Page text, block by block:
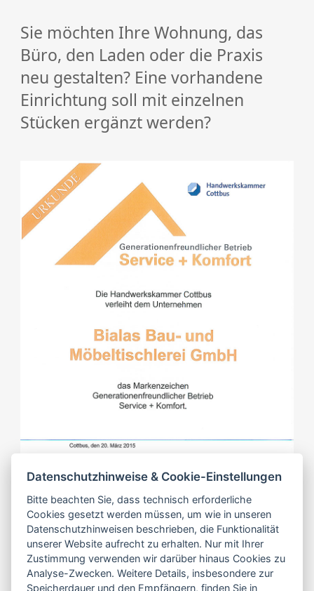
Sie möchten Ihre Wohnung, das
Büro, den Laden oder die Praxis
neu gestalten? Eine vorhandene
Einrichtung soll mit einzelnen
Stücken ergänzt werden?
Urkunde Generationenfreundlicher
Datenschutzhinweise & Cookie-Einstellungen
Bitte beachten Sie, dass technisch erforderliche
Cookies gesetzt werden müssen, um wie in unseren
Datenschutzhinweisen beschrieben, die Funktionalität
unserer Website aufrecht zu erhalten. Nur mit Ihrer
Zustimmung verwenden wir darüber hinaus Cookies zu
Analyse-Zwecken. Weitere Details, insbesondere zur
Speicherdauer und den Empfängern, finden Sie in